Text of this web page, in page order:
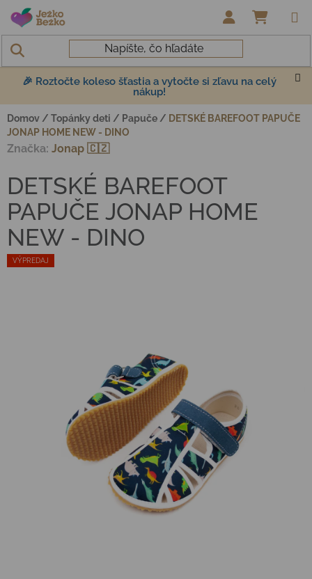
Prejsť na obsah
🎉 Roztočte koleso šťastia a vytočte si zľavu na celý
nákup!
Domov / Topánky deti / Papuče / DETSKÉ BAREFOOT PAPUČE
JONAP HOME NEW - DINO
VÝPREDAJ
DETSKÉ BAREFOOT
PAPUČE JONAP HOME
NEW - DINO
Značka: Jonap 🇨🇿